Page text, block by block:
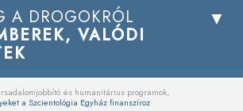
A DROGOKRÓL
VALÓDI
és humanitárius programok,
a Szcientológia Egyház finanszíroz